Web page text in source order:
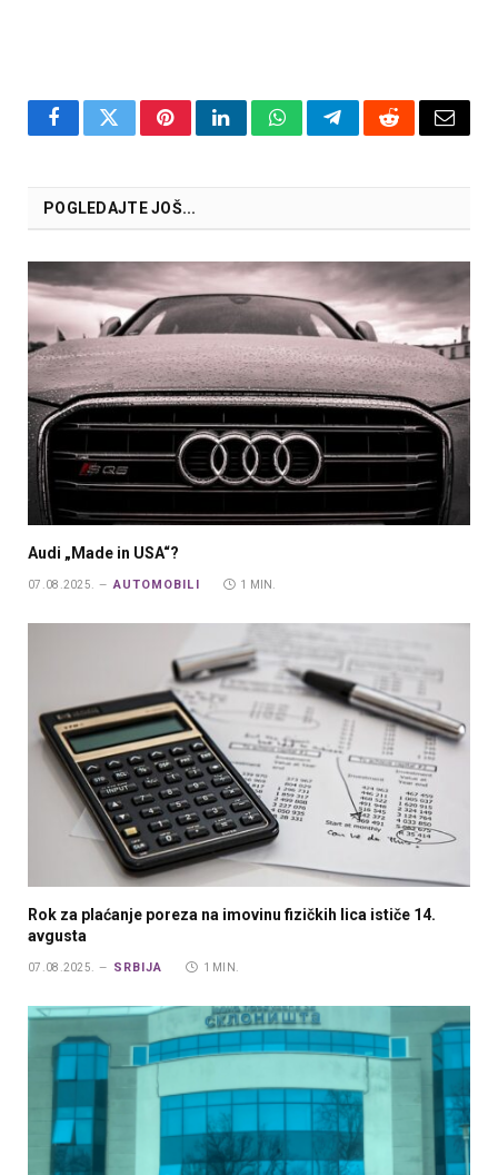
FacebookTwitterPinterestLinkedInWhatsAppTelegramRedditEmail
POGLEDAJTE JOŠ...
Audi „Made in USA“?
07.08.2025. AUTOMOBILI 1 MIN.
Rok za plaćanje poreza na imovinu fizičkih lica ističe 14.
avgusta
07.08.2025. SRBIJA 1 MIN.